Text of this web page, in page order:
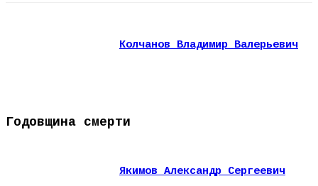
Колчанов Владимир Валерьевич
Годовщина смерти
Якимов Александр Сергеевич